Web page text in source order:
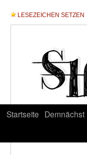
LESEZEICHEN SETZEN
Startseite Demnächst